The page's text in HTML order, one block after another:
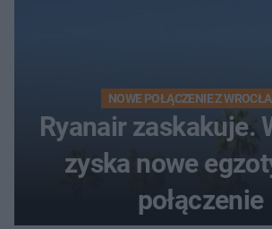
NOWE POŁĄCZENIE Z
Ryanair zaskakuje.
zyska nowe
połączenie